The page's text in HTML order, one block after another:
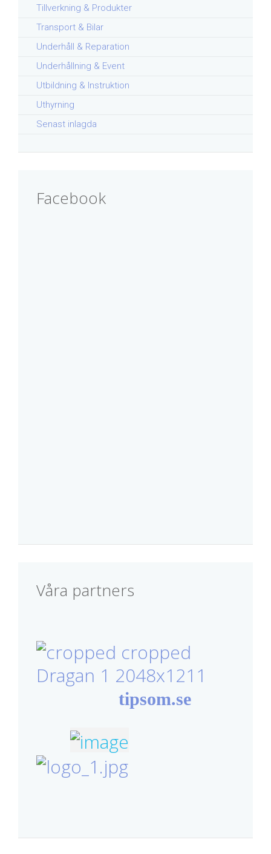
Tillverkning & Produkter
Transport & Bilar
Underhåll & Reparation
Underhållning & Event
Utbildning & Instruktion
Uthyrning
Senast inlagda
Facebook
Våra partners
tipsom.se